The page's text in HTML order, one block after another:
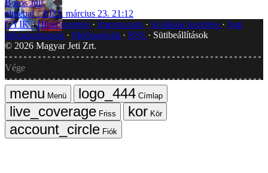
Boros Juli
elmebaj
2023. március 23. 21:12
GYIK Hibát jelentek Impresszum Javítások kezelése
Jogi
dokumentumok
Médiaajánlat RSS
Sütibeállítások
© 2026 Magyar Jeti Zrt.
Vége
Menü
Címlap
Friss
Kör
Fiók